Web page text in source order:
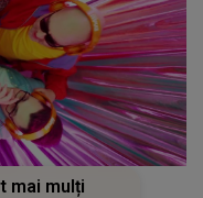
mai mulți